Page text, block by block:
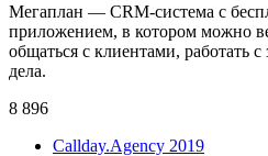
Мегаплан — CRM-система с
приложением, в котором можно
общаться с клиентами, работать
дела.
8 896
Callday.Agency 2019